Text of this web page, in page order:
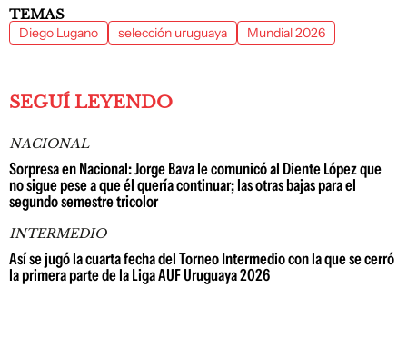
TEMAS
Diego Lugano selección uruguaya Mundial 2026
SEGUÍ LEYENDO
NACIONAL
Sorpresa en Nacional: Jorge Bava le comunicó al Diente López que
no sigue pese a que él quería continuar; las otras bajas para el
segundo semestre tricolor
INTERMEDIO
Así se jugó la cuarta fecha del Torneo Intermedio con la que se cerró
la primera parte de la Liga AUF Uruguaya 2026